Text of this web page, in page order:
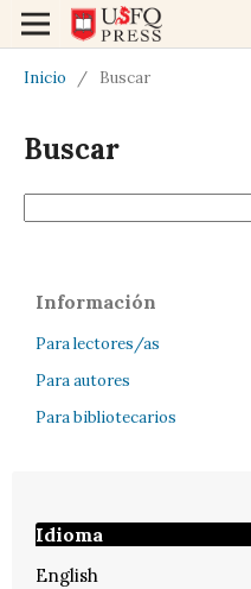
Inicio / Buscar
Buscar
Información
Para lectores/as
Para autores
Para bibliotecarios
Idioma
English